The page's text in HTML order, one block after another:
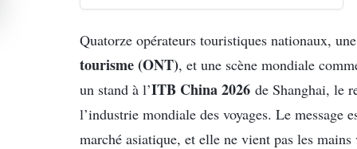
Quatorze opérateurs touristiques nationaux,
tourisme (ONT), et une scène mondiale
un stand à l’ITB China 2026 de Shanghai, le
l’industrie mondiale des voyages. Le
marché asiatique, et elle ne vient pas les mains